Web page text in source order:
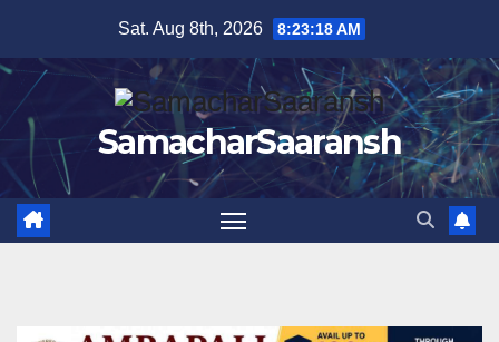
content
Sat. Aug 8th, 2026 8:23:19 AM
SamacharSaaransh